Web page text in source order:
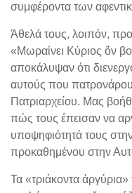
συμφέροντα των
Άθελά τους, λοιπόν,
«Μωραίνει Κύριος ὅν
αποκάλυψαν ότι
αυτούς που
Πατριαρχείου. Μας
πώς τους έπεισαν να
υποψηφιότητά τους
προκαθημένου στην
Τα «τριάκοντα